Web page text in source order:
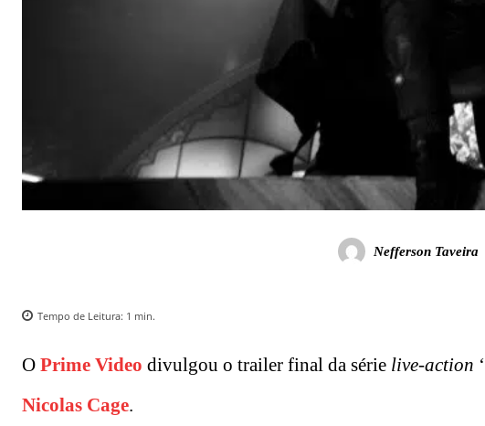
Nefferson Taveira
Tempo de Leitura: 1 min.
O Prime Video divulgou o trailer final da série live-action ‘
Nicolas Cage.